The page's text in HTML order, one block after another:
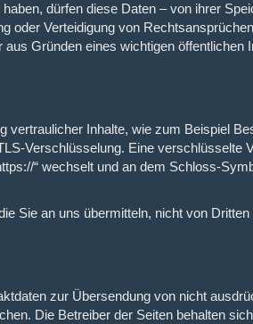
dürfen diese Daten – von ihrer
oder Verteidigung von
Gründen eines wichtigen öffentlichen
vertraulicher Inhalte, wie zum Beispiel
Verschlüsselung. Eine verschlüsselte
“ wechselt und an dem Schloss-
Sie an uns übermitteln, nicht von
zur Übersendung von nicht
Die Betreiber der Seiten behalten sich